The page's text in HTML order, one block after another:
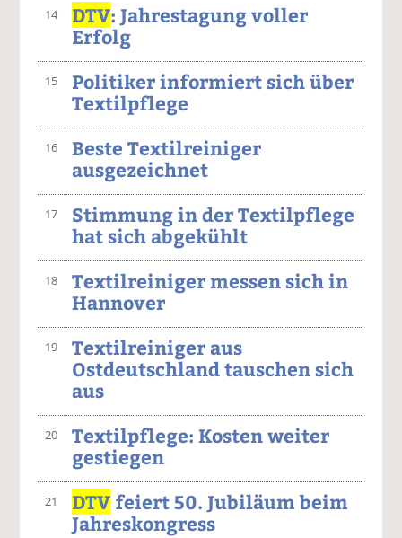
14 DTV: Jahrestagung voller
Erfolg
15
Politiker informiert sich über
Textilpflege
16
Beste Textilreiniger
ausgezeichnet
17
Stimmung in der Textilpflege
hat sich abgekühlt
18
Textilreiniger messen sich in
Hannover
19
Textilreiniger aus
Ostdeutschland tauschen sich
aus
20
Textilpflege: Kosten weiter
gestiegen
21 DTVfeiert 50. Jubiläum beim
Jahreskongress